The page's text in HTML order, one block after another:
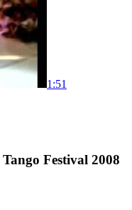
1:51
Festival 2008